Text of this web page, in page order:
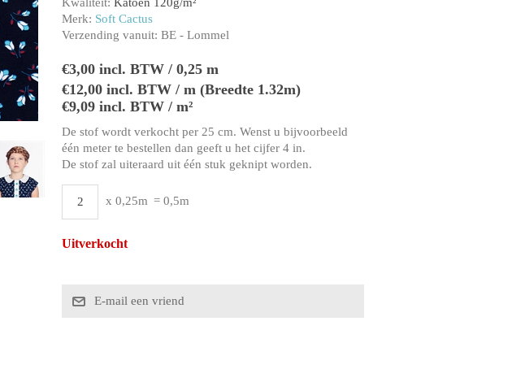
Merk: Soft Cactus
Verzending vanuit: BE - Lommel
€3,00 incl. BTW / 0,25 m
€12,00 incl. BTW / m (Breedte 1.32m)
€9,09 incl. BTW / m²
De stof wordt verkocht per 25 cm. Wenst u bijvoorbeeld
één meter te bestellen dan geeft u het cijfer 4 in.
De stof zal uiteraard uit één stuk geknipt worden.
x 0,25m = 0,5m
Uitverkocht